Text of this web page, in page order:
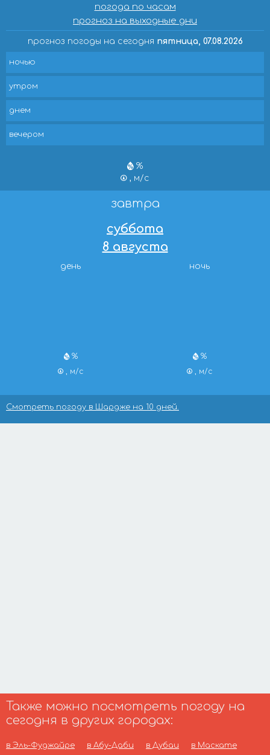
погода по часам
прогноз на выходные дни
прогноз погоды на сегодня пятница, 07.08.2026
ночью
утром
днем
вечером
%
, м/с
завтра
суббота
8 августа
день
%
, м/с
ночь
%
, м/с
Смотреть погоду в Шардже на 10 дней.
Также можно посмотреть погоду на
сегодня в других городах:
в Эль-Фуджайре в Абу-Даби в Дубаи в Маскате